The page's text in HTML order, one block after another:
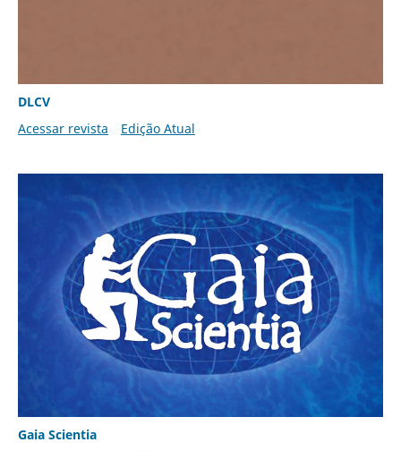
DLCV
Acessar revista
Edição Atual
Gaia Scientia